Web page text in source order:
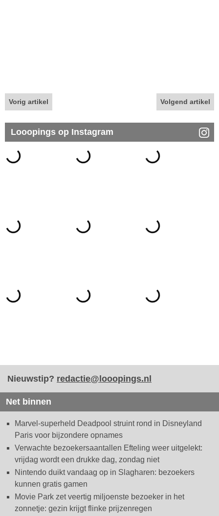
Vorig artikel Volgend artikel
Looopings op Instagram
Nieuwstip? redactie@looopings.nl
Net binnen
Marvel-superheld Deadpool struint rond in Disneyland
Paris voor bijzondere opnames
Verwachte bezoekersaantallen Efteling weer uitgelekt:
vrijdag wordt een drukke dag, zondag niet
Nintendo duikt vandaag op in Slagharen: bezoekers
kunnen gratis gamen
Movie Park zet veertig miljoenste bezoeker in het
zonnetje: gezin krijgt flinke prijzenregen